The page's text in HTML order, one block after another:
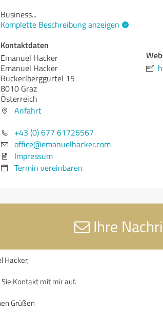
Business...
Komplette Beschreibung anzeigen
Kontaktdaten
Emanuel Hacker
Emanuel Hacker
Ruckerlberggurtel 15
8010 Graz
Österreich
Anfahrt
+43 (0) 677 61726567
office@emanuelhacker.com
Impressum
Termin vereinbaren
Ihre